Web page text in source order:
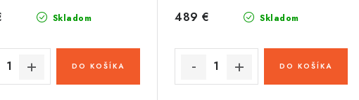
Skladom
DO KOŠÍKA
Skladom
489 €
DO KOŠÍKA